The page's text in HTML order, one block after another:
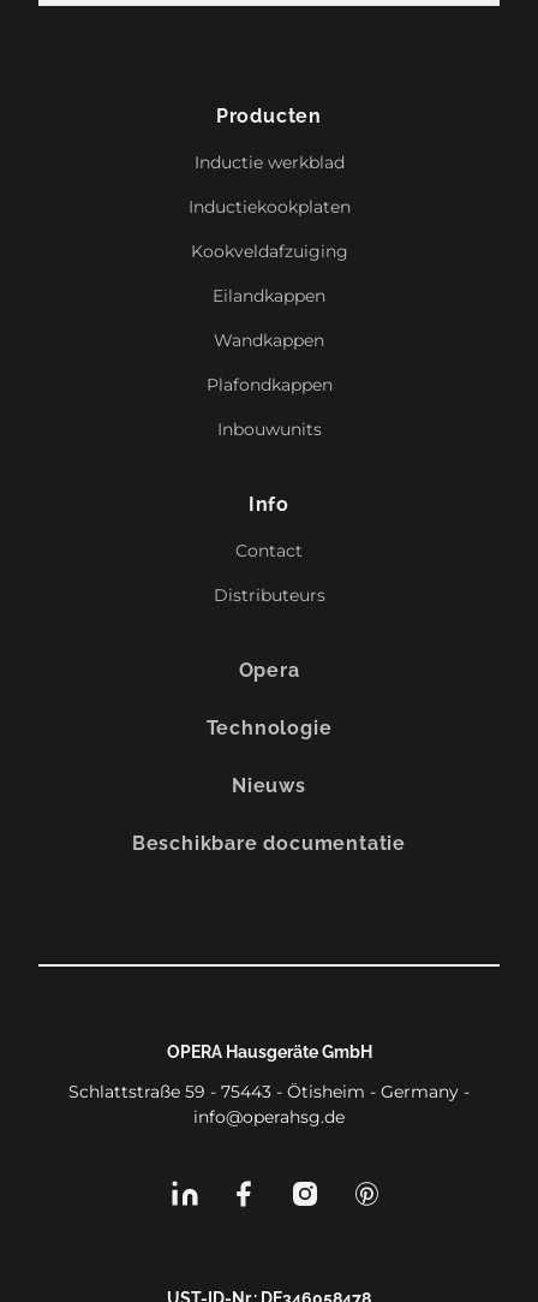
Producten
Inductie werkblad
Inductiekookplaten
Kookveldafzuiging
Eilandkappen
Wandkappen
Plafondkappen
Inbouwunits
Info
Contact
Distributeurs
Opera
Technologie
Nieuws
Beschikbare documentatie
OPERA Hausgeräte GmbH
Schlattstraße 59 - 75443 - Ötisheim - Germany -
info@operahsg.de